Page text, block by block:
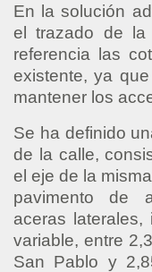
En la solución
el trazado de la
referencia las
existente, ya
mantener los
Se ha definido
de la calle,
el eje de la
pavimento de
aceras
variable, entre
San Pablo y